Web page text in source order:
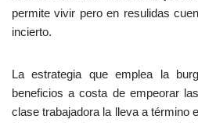
permite vivir pero en resulidas
incierto.
La estrategia que emplea la
beneficios a costa de empeorar
clase trabajadora la lleva a término